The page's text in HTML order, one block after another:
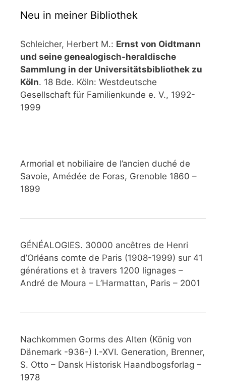
Neu in meiner Bibliothek
Schleicher, Herbert M.: Ernst von Oidtmann
und seine genealogisch-heraldische
Sammlung in der Universitätsbibliothek zu
Köln. 18 Bde. Köln: Westdeutsche
Gesellschaft für Familienkunde e. V., 1992-
1999
Armorial et nobiliaire de l’ancien duché de
Savoie, Amédée de Foras, Grenoble 1860 –
1899
GÉNÉALOGIES. 30000 ancêtres de Henri
d’Orléans comte de Paris (1908-1999) sur 41
générations et à travers 1200 lignages –
André de Moura – L’Harmattan, Paris – 2001
Nachkommen Gorms des Alten (König von
Dänemark -936-) I.-XVI. Generation, Brenner,
S. Otto – Dansk Historisk Haandbogsforlag –
1978